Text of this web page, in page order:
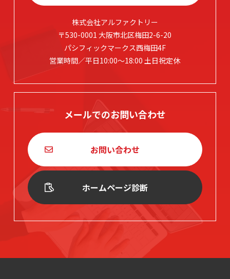
株式会社アルファクトリー
〒530-0001 大阪市北区梅田2-6-20
パシフィックマークス西梅田4F
営業時間／平日10:00～18:00 土日祝定休
メールでのお問い合わせ
お問い合わせ
ホームページ診断